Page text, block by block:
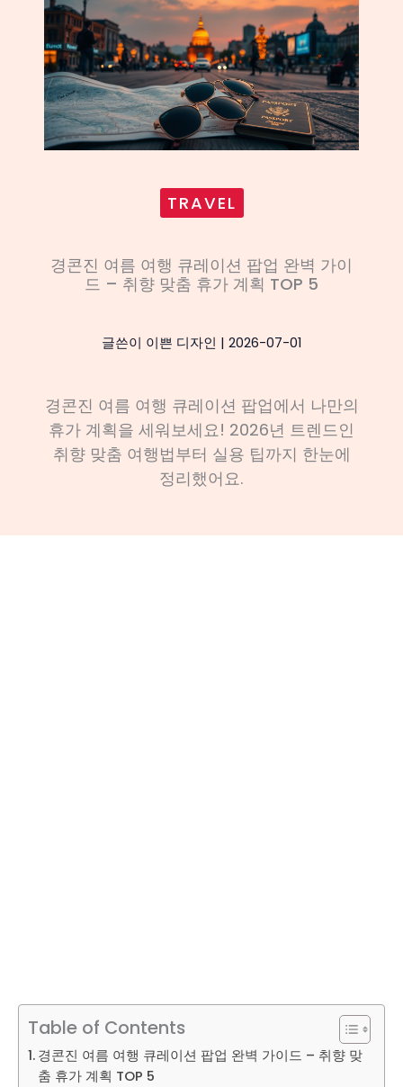
TRAVEL
경콘진 여름 여행 큐레이션 팝업 완벽 가이
드 – 취향 맞춤 휴가 계획 TOP 5
글쓴이 이쁜 디자인 | 2026-07-01
경콘진 여름 여행 큐레이션 팝업에서 나만의
휴가 계획을 세워보세요! 2026년 트렌드인
취향 맞춤 여행법부터 실용 팁까지 한눈에
정리했어요.
Table of Contents
경콘진 여름 여행 큐레이션 팝업 완벽 가이드 – 취향 맞
춤 휴가 계획 TOP 5